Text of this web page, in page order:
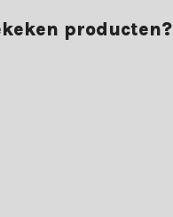
producten?